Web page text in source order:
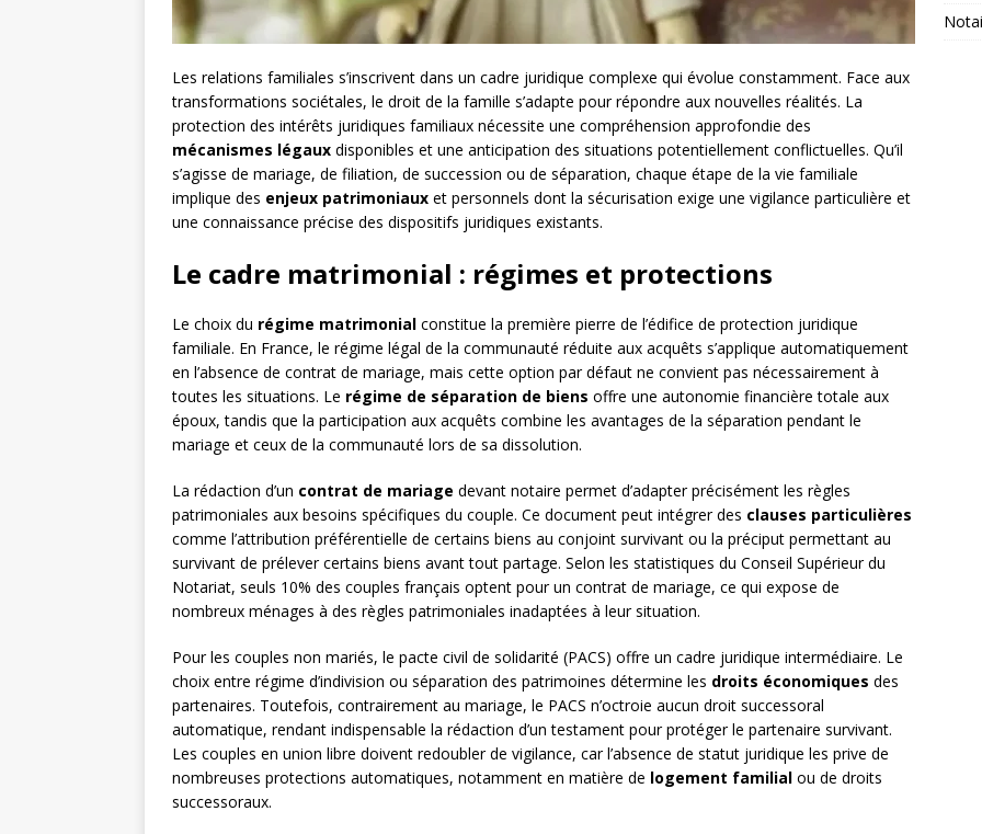
Les relations familiales s’inscrivent dans un cadre juridique complexe qui évolue constamment. Face aux
transformations sociétales, le droit de la famille s’adapte pour répondre aux nouvelles réalités. La
protection des intérêts juridiques familiaux nécessite une compréhension approfondie des
mécanismes légaux disponibles et une anticipation des situations potentiellement conflictuelles. Qu’il
s’agisse de mariage, de filiation, de succession ou de séparation, chaque étape de la vie familiale
implique des enjeux patrimoniaux et personnels dont la sécurisation exige une vigilance particulière et
une connaissance précise des dispositifs juridiques existants.
Le cadre matrimonial : régimes et protections
Le choix du régime matrimonial constitue la première pierre de l’édifice de protection juridique
familiale. En France, le régime légal de la communauté réduite aux acquêts s’applique automatiquement
en l’absence de contrat de mariage, mais cette option par défaut ne convient pas nécessairement à
toutes les situations. Le régime de séparation de biens offre une autonomie financière totale aux
époux, tandis que la participation aux acquêts combine les avantages de la séparation pendant le
mariage et ceux de la communauté lors de sa dissolution.
La rédaction d’un contrat de mariage devant notaire permet d’adapter précisément les règles
patrimoniales aux besoins spécifiques du couple. Ce document peut intégrer des clauses particulières
comme l’attribution préférentielle de certains biens au conjoint survivant ou la préciput permettant au
survivant de prélever certains biens avant tout partage. Selon les statistiques du Conseil Supérieur du
Notariat, seuls 10% des couples français optent pour un contrat de mariage, ce qui expose de
nombreux ménages à des règles patrimoniales inadaptées à leur situation.
Pour les couples non mariés, le pacte civil de solidarité (PACS) offre un cadre juridique intermédiaire. Le
choix entre régime d’indivision ou séparation des patrimoines détermine les droits économiques des
partenaires. Toutefois, contrairement au mariage, le PACS n’octroie aucun droit successoral
automatique, rendant indispensable la rédaction d’un testament pour protéger le partenaire survivant.
Les couples en union libre doivent redoubler de vigilance, car l’absence de statut juridique les prive de
nombreuses protections automatiques, notamment en matière de logement familial ou de droits
successoraux.